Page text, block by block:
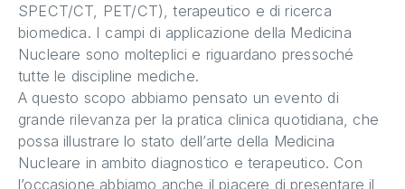
SPECT/CT, PET/CT), terapeutico e di ricerca
biomedica. I campi di applicazione della Medicina
Nucleare sono molteplici e riguardano pressoché
tutte le discipline mediche.
A questo scopo abbiamo pensato un evento di
grande rilevanza per la pratica clinica quotidiana, che
possa illustrare lo stato dell’arte della Medicina
Nucleare in ambito diagnostico e terapeutico. Con
l’occasione abbiamo anche il piacere di presentare il